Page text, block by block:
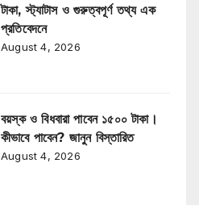
টাকা, স্ট্যাটাস ও গুরুত্বপূর্ণ তথ্য এক
প্রতিবেদনে
August 4, 2026
বয়স্ক ও বিধবারা পাবেন ১৫০০ টাকা।
কীভাবে পাবেন? জানুন বিস্তারিত
August 4, 2026